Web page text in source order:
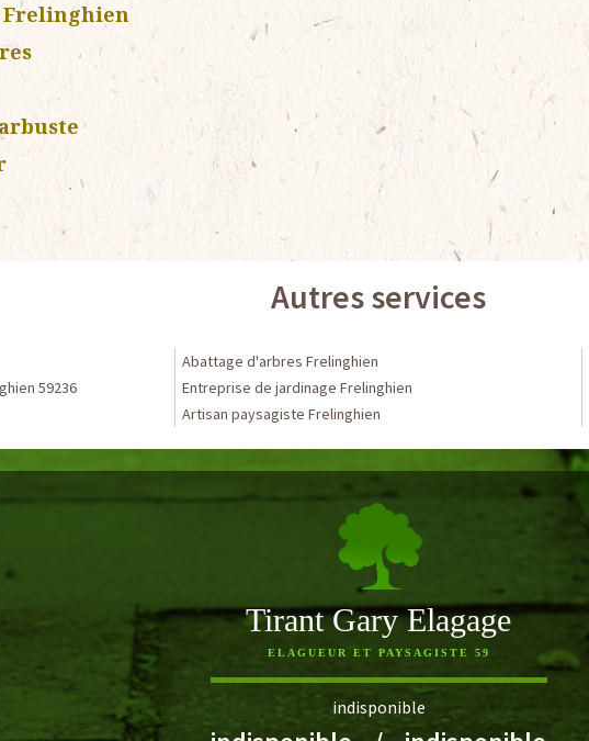
Autres services
59236
Abattage d'arbres Frelinghien
Entreprise de jardinage Frelinghien
Artisan paysagiste Frelinghien
Tirant Gary Elagage
ELAGUEUR ET PAYSAGISTE 59
indisponible